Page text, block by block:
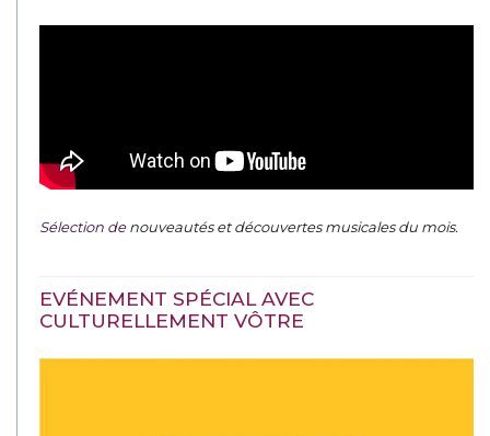
Sélection denouveautés et découvertes musicales du mois.
EVÉNEMENT SPÉCIAL AVEC
CULTURELLEMENT VÔTRE